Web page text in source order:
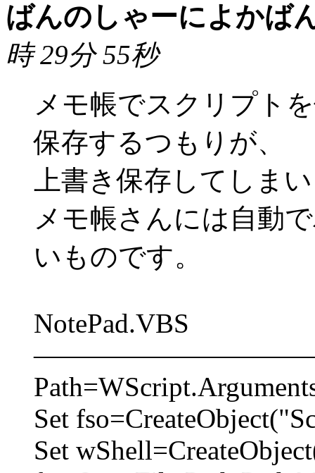
ばんのしゃーによかば
時 29分 55秒
メモ帳でスクリプト
保存するつもりが、
上書き保存してしま
メモ帳さんには自動
いものです。
NotePad.VBS
Set
Set